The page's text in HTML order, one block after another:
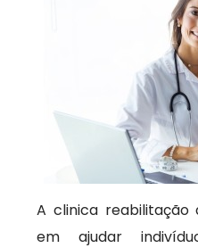
A clinica reabilitação
em ajudar